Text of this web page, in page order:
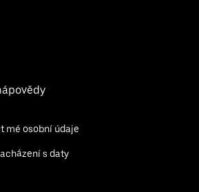
mé osobní údaje
s daty